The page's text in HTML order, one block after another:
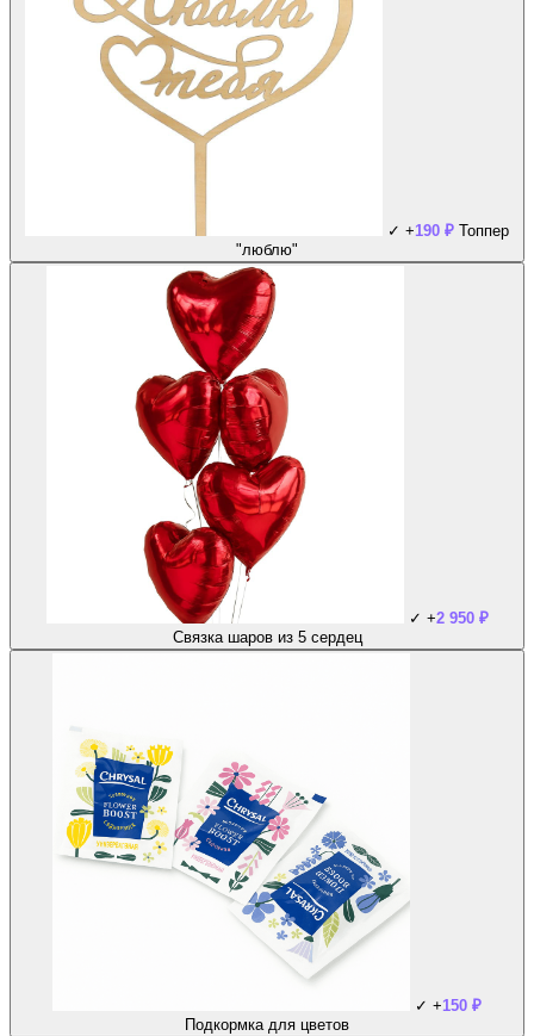
✓ +190 ₽ Топпер
"люблю"
✓ +2 950 ₽
Связка шаров из 5 сердец
✓ +150 ₽
Подкормка для цветов